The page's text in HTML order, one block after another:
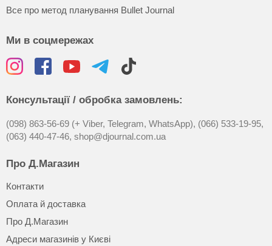
Все про метод планування Bullet Journal
Ми в соцмережах
Консультації / обробка замовлень:
(098) 863-56-69 (+ Viber, Telegram, WhatsApp), (066) 533-19-95,
(063) 440-47-46, shop@djournal.com.ua
Про Д.Магазин
Контакти
Оплата й доставка
Про Д.Магазин
Адреси магазинів у Києві